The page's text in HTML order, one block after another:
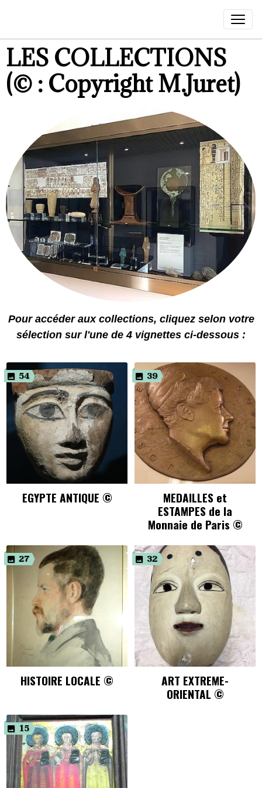
LES COLLECTIONS
(© : Copyright M.Juret)
Pour accéder aux collections, cliquez selon votre
sélection sur l'une de 4 vignettes ci-dessous :
54
EGYPTE ANTIQUE ©
39
MEDAILLES et
ESTAMPES de la
Monnaie de Paris ©
27
HISTOIRE LOCALE ©
32
ART EXTREME-
ORIENTAL ©
15